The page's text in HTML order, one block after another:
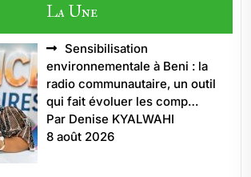
La Une
Sensibilisation
environnementale à Beni : la
radio communautaire, un outil
qui fait évoluer les comp…
Par Denise KYALWAHI
8 août 2026